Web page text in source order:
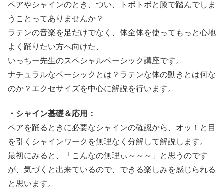
ペアやシャインのとき、つい、トボトボと膝で踏んでしま
うことってありませんか？
ラテンの音楽を足だけでなく、体全体を使ってもっと心地
よく踊りたい方へ向けた、
いっちー先生のスペシャルベーシック講座です。
ナチュラルなベーシックとは？ラテンな体の動きとは何な
のか？エクセサイズを中心に解説を行います。
・シャイン基礎＆応用：
ペアを踊るときに必要なシャインの確認から、オッ！と目
を引くシャインワークを無理なく分解して解説します。
最初にみると、「こんなの無理ぃ～～～」と思うのです
が、気づくと出来ているので、できる楽しみを感じられる
と思います。